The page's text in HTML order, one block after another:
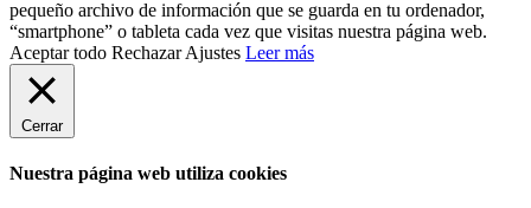
pequeño archivo de información que se guarda en tu ordenador,
“smartphone” o tableta cada vez que visitas nuestra página web.
Aceptar todo Rechazar Ajustes Leer más
Cerrar
Nuestra página web utiliza cookies